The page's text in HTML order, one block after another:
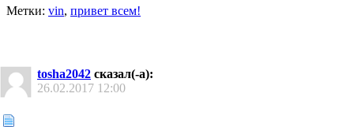
Метки: vin, привет всем!
tosha2042 сказал(-а):
26.02.2017 12:00